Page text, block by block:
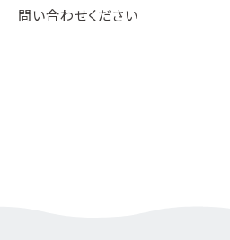
問い合わせください